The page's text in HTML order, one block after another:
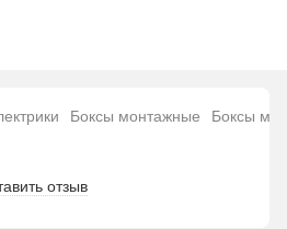
Боксы монтажные Боксы
отзыв